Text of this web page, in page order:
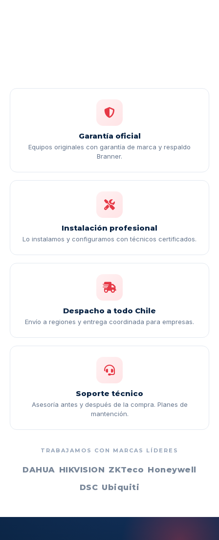
Garantía oficial
Equipos originales con garantía de marca y respaldo
Branner.
Instalación profesional
Lo instalamos y configuramos con técnicos certificados.
Despacho a todo Chile
Envío a regiones y entrega coordinada para empresas.
Soporte técnico
Asesoría antes y después de la compra. Planes de
mantención.
TRABAJAMOS CON MARCAS LÍDERES
DAHUA HIKVISION ZKTeco Honeywell
DSC Ubiquiti